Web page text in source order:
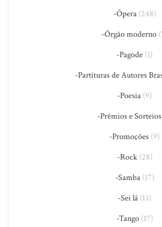
-Ópera(248)
-Órgão moderno
-Pagode (1)
-Partituras de Autores
-Poesia (9)
-Prêmios e Sorteios
-Promoções (9)
-Rock(28)
-Samba(17)
-Sei lá (13)
-Tango(17)